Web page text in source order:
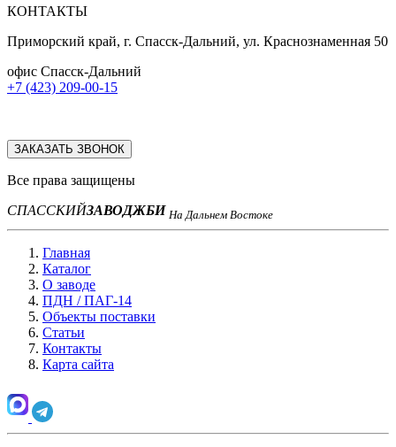
КОНТАКТЫ
Приморский край, г. Спасск-Дальний, ул. Краснознаменная 50
офис Спасск-Дальний
+7 (423) 209-00-15
ЗАКАЗАТЬ ЗВОНОК
Все права защищены
СПАССКИЙЗАВОДЖБИ На Дальнем Востоке
Главная
Каталог
О заводе
ПДН / ПАГ-14
Объекты поставки
Статьи
Контакты
Карта сайта